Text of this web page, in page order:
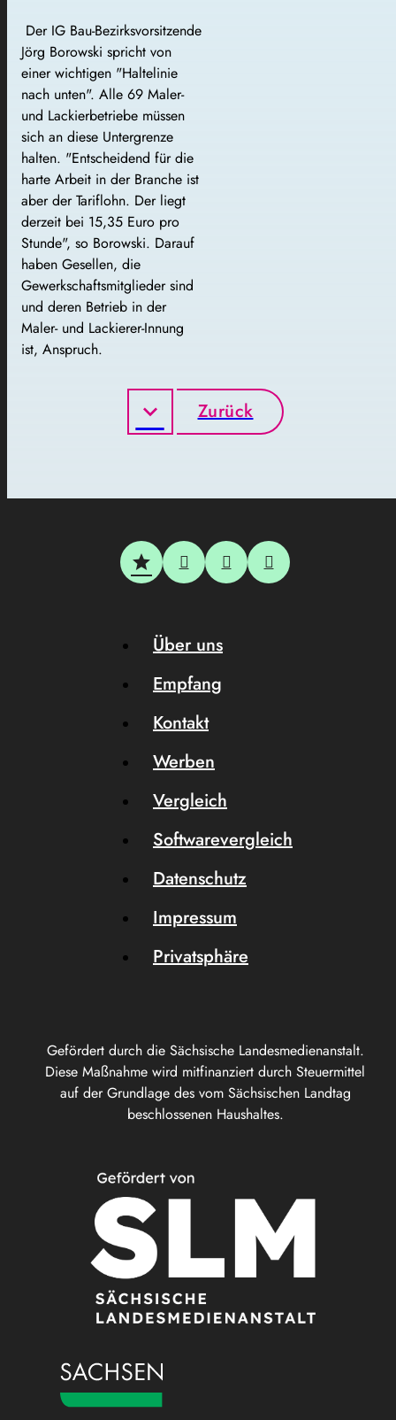
Der IG Bau-Bezirksvorsitzende
Jörg Borowski spricht von
einer wichtigen "Haltelinie
nach unten". Alle 69 Maler-
und Lackierbetriebe müssen
sich an diese Untergrenze
halten. "Entscheidend für die
harte Arbeit in der Branche ist
aber der Tariflohn. Der liegt
derzeit bei 15,35 Euro pro
Stunde", so Borowski. Darauf
haben Gesellen, die
Gewerkschaftsmitglieder sind
und deren Betrieb in der
Maler- und Lackierer-Innung
ist, Anspruch.
Zurück
Gefördert durch die Sächsische Landesmedienanstalt.
Diese Maßnahme wird mitfinanziert durch Steuermittel
auf der Grundlage des vom Sächsischen Landtag
beschlossenen Haushaltes.
Über uns
Empfang
Kontakt
Werben
Vergleich
Softwarevergleich
Datenschutz
Impressum
Privatsphäre